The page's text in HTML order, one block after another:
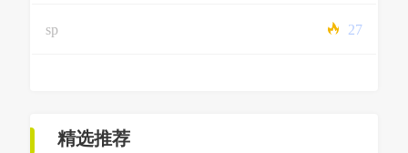
sp 27
精选推荐